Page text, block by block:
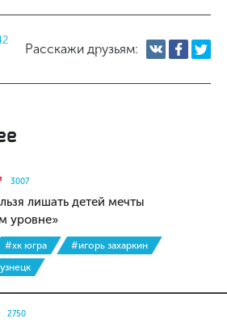
Расскажи друзьям:
3007
лишать детей мечты
уровне»
#хк югра
#игорь захаркин
2750